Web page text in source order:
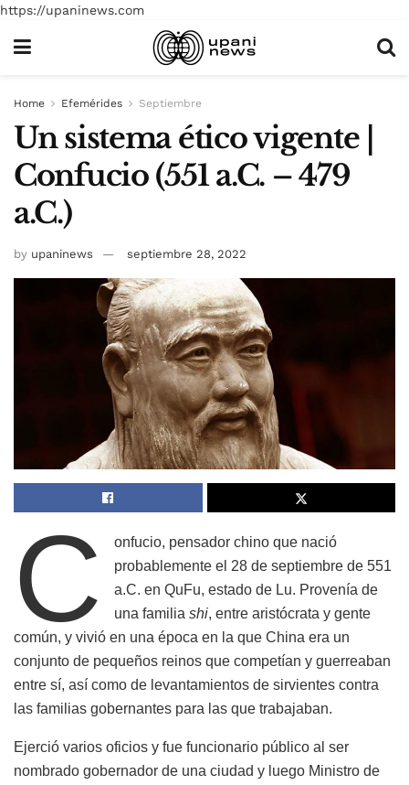
https://upaninews.com
Home Efemérides Septiembre
Un sistema ético vigente |
Confucio (551 a.C. – 479
a.C.)
by upaninews septiembre 28, 2022
C
onfucio, pensador chino que nació
probablemente el 28 de septiembre de 551
a.C. en QuFu, estado de Lu. Provenía de
una familiashi, entre aristócrata y gente
común, y vivió en una época en la que China era un
conjunto de pequeños reinos que competían y guerreaban
entre sí, así como de levantamientos de sirvientes contra
las familias gobernantes para las que trabajaban.
Ejerció varios oficios y fue funcionario público al ser
nombrado gobernador de una ciudad y luego Ministro de